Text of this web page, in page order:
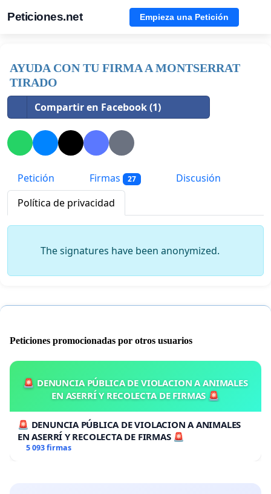
Peticiones.net Empieza una Petición
AYUDA CON TU FIRMA A MONTSERRAT
TIRADO
Compartir en Facebook (1)
Petición Firmas 27
Discusión
Política de privacidad
The signatures have been anonymized.
Peticiones promocionadas por otros usuarios
🚨 DENUNCIA PÚBLICA DE VIOLACION A ANIMALES
EN ASERRÍ Y RECOLECTA DE FIRMAS 🚨
🚨 DENUNCIA PÚBLICA DE VIOLACION A ANIMALES
EN ASERRÍ Y RECOLECTA DE FIRMAS 🚨
5 093 firmas